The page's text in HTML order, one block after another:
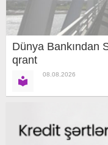
Dünya Bankından
qrant
08.08.2026